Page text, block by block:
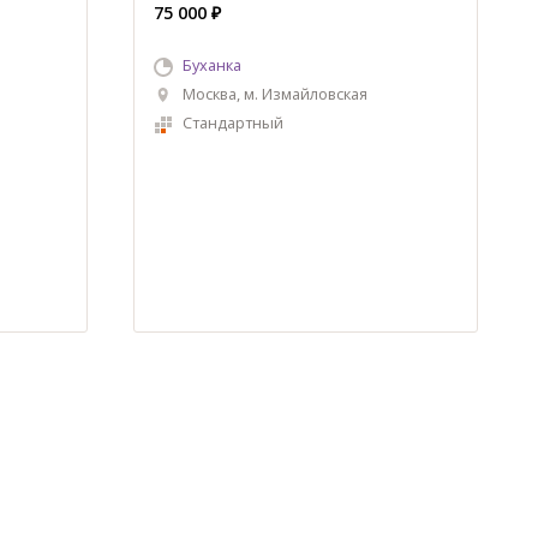
75 000 ₽
Буханка
Москва, м. Измайловская
Стандартный